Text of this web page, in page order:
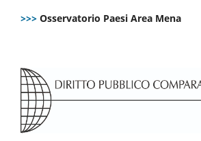
>>> Osservatorio Paesi Area Mena